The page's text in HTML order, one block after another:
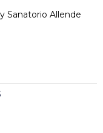
Sanatorio Allende